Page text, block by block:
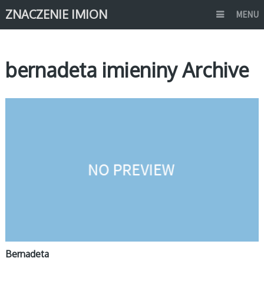
ZNACZENIE IMION MENU
bernadeta imieniny Archive
Bernadeta